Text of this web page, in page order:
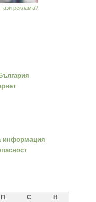
реклама?
информация
П С Н